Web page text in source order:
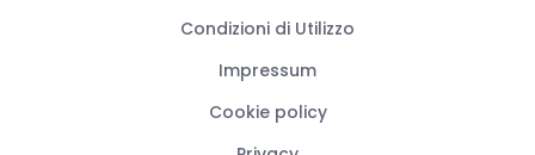
Condizioni di Utilizzo
Impressum
Cookie policy